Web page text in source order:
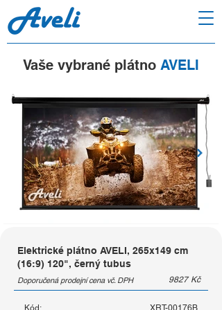
Vaše vybrané plátno AVELI
Elektrické plátno AVELI, 265x149 cm
(16:9) 120", černý tubus
Doporučená prodejní cena vč. DPH 9827 Kč
Kód: XRT-00176B